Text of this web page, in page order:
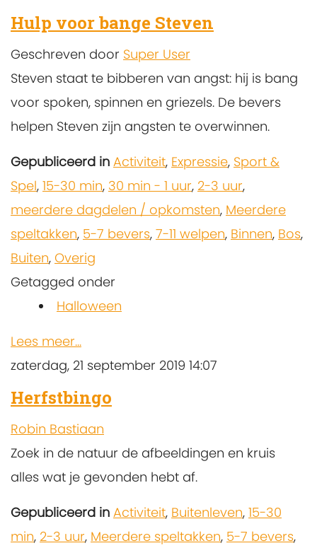
Hulp voor bange Steven
Geschreven door Super User
Steven staat te bibberen van angst: hij is bang
voor spoken, spinnen en griezels. De bevers
helpen Steven zijn angsten te overwinnen.
Gepubliceerd in Activiteit, Expressie, Sport &
Spel, 15-30 min, 30 min - 1 uur, 2-3 uur,
meerdere dagdelen / opkomsten, Meerdere
speltakken, 5-7 bevers, 7-11 welpen, Binnen, Bos,
Buiten, Overig
Getagged onder
Halloween
Lees meer...
zaterdag, 21 september 2019 14:07
Herfstbingo
Robin Bastiaan
Zoek in de natuur de afbeeldingen en kruis
alles wat je gevonden hebt af.
Gepubliceerd in Activiteit, Buitenleven, 15-30
min, 2-3 uur, Meerdere speltakken, 5-7 bevers,